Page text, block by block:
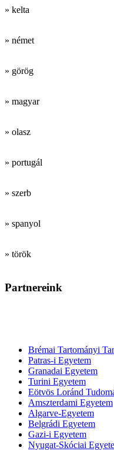
» kelta
» német
» görög
» magyar
» olasz
» portugál
» szerb
» spanyol
» török
Partnereink
Brémai Tartományi
Patras-i Egyetem
Granadai Egyetem
Turini Egyetem
Eötvös Loránd
Amszterdami Egyetem
Algarve-Egyetem
Belgrádi Egyetem
Gazi-i Egyetem
Nyugat-Skóciai